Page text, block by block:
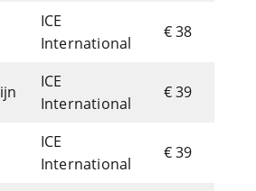
ICE
International
€ 38
ICE
International
€ 39
ICE
International
€ 39